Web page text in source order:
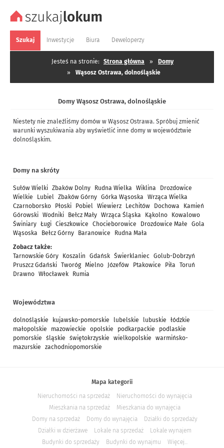
Szukaj Inwestycje Biura Deweloperzy
Jesteś na stronie: Strona główna »
Domy
»
Wąsosz Ostrawa, dolnośląskie
Domy Wąsosz Ostrawa, dolnośląskie
Niestety nie znaleźliśmy domów w Wąsosz Ostrawa. Spróbuj zmienić
warunki wyszukiwania aby wyświetlić inne domy w województwie
dolnośląskim.
Domy na skróty
Sułów Wielki Zbaków Dolny Rudna Wielka Wiklina
Drozdowice
Wielkie
Lubiel Zbaków Górny Górka Wąsoska
Wrząca Wielka
Czarnoborsko
Płoski Pobiel Wiewierz Lechitów Dochowa
Kamień
Górowski Wodniki Bełcz Mały Wrząca Śląska Kąkolno
Kowalowo
Świniary Ługi Cieszkowice Chocieborowice Drozdowice Małe
Gola
Wąsoska
Bełcz Górny Baranowice
Rudna Mała
Zobacz także:
Tarnowskie Góry
Koszalin Gdańsk Świerklaniec Golub-Dobrzyń
Pruszcz Gdański Tworóg Mielno Józefów Ptakowice Piła
Toruń
Drawno Włocławek Rumia
Województwa
dolnośląskie kujawsko-pomorskie lubelskie lubuskie
łódzkie
małopolskie
mazowieckie opolskie podkarpackie
podlaskie
pomorskie
śląskie świętokrzyskie wielkopolskie
warmińsko-
mazurskie
zachodniopomorskie
Mapa kategorii
Nieruchomości na sprzedaż
Nieruchomości do wynajęcia
Mieszkania na sprzedaż
Mieszkania do wynajęcia
Domy na sprzedaż
Domy do wynajęcia
Działki do sprzedaży
Działki w dzierżawe
Lokale na sprzedaż
Lokale wynajem
Budynki do sprzedaży
Budynki do wynajmu Więcej...